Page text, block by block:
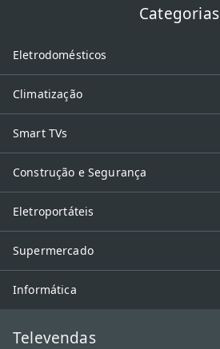
Categorias
Eletrodomésticos
Climatização
Smart TVs
Construção e Segurança
Eletroportáteis
Supermercado
Informática
Televendas